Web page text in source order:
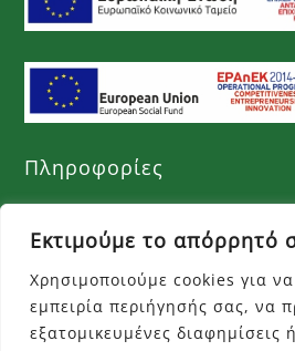
Εκτιμούμε το απόρρητό
Χρησιμοποιούμε cookies για
εμπειρία περιήγησής σας, να
εξατομικευμένες διαφημίσεις
Πληροφορίες
Όροι χρήσης
Πολιτική απορρήτου
Τρόποι πληρωμής